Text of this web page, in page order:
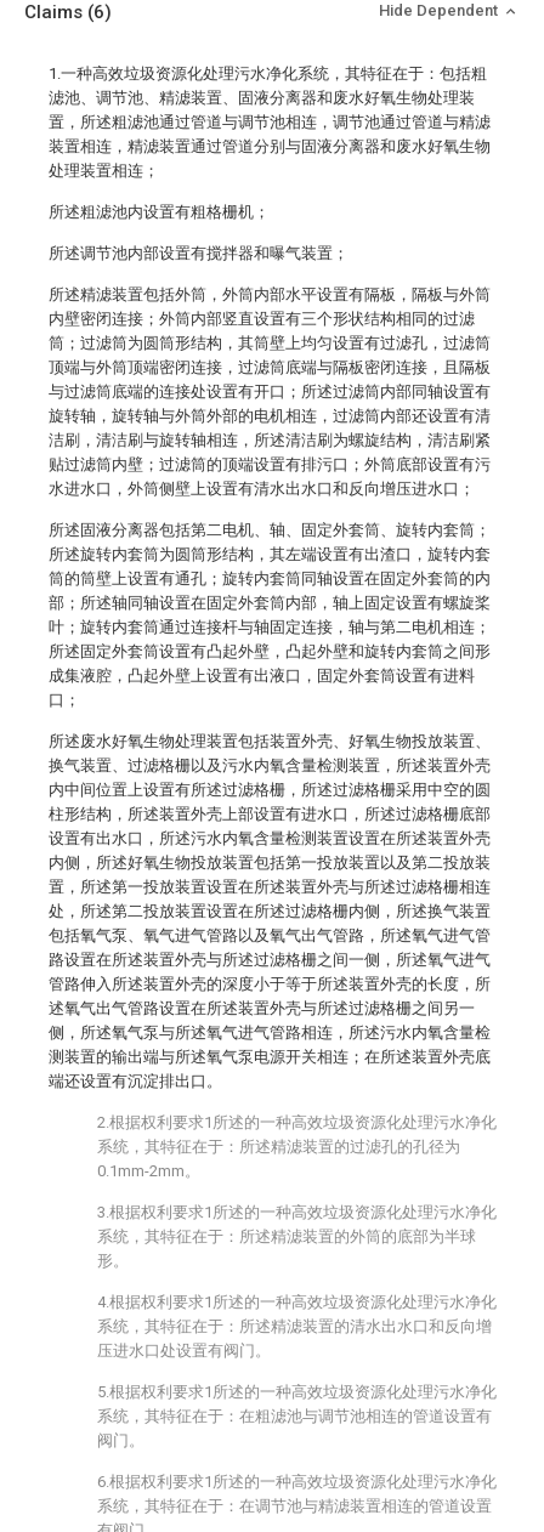
Claims (6) Hide Dependent
1.一种高效垃圾资源化处理污水净化系统，其特征在于：包括粗
滤池、调节池、精滤装置、固液分离器和废水好氧生物处理装
置，所述粗滤池通过管道与调节池相连，调节池通过管道与精滤
装置相连，精滤装置通过管道分别与固液分离器和废水好氧生物
处理装置相连；
所述粗滤池内设置有粗格栅机；
所述调节池内部设置有搅拌器和曝气装置；
所述精滤装置包括外筒，外筒内部水平设置有隔板，隔板与外筒
内壁密闭连接；外筒内部竖直设置有三个形状结构相同的过滤
筒；过滤筒为圆筒形结构，其筒壁上均匀设置有过滤孔，过滤筒
顶端与外筒顶端密闭连接，过滤筒底端与隔板密闭连接，且隔板
与过滤筒底端的连接处设置有开口；所述过滤筒内部同轴设置有
旋转轴，旋转轴与外筒外部的电机相连，过滤筒内部还设置有清
洁刷，清洁刷与旋转轴相连，所述清洁刷为螺旋结构，清洁刷紧
贴过滤筒内壁；过滤筒的顶端设置有排污口；外筒底部设置有污
水进水口，外筒侧壁上设置有清水出水口和反向增压进水口；
所述固液分离器包括第二电机、轴、固定外套筒、旋转内套筒；
所述旋转内套筒为圆筒形结构，其左端设置有出渣口，旋转内套
筒的筒壁上设置有通孔；旋转内套筒同轴设置在固定外套筒的内
部；所述轴同轴设置在固定外套筒内部，轴上固定设置有螺旋桨
叶；旋转内套筒通过连接杆与轴固定连接，轴与第二电机相连；
所述固定外套筒设置有凸起外壁，凸起外壁和旋转内套筒之间形
成集液腔，凸起外壁上设置有出液口，固定外套筒设置有进料
口；
所述废水好氧生物处理装置包括装置外壳、好氧生物投放装置、
换气装置、过滤格栅以及污水内氧含量检测装置，所述装置外壳
内中间位置上设置有所述过滤格栅，所述过滤格栅采用中空的圆
柱形结构，所述装置外壳上部设置有进水口，所述过滤格栅底部
设置有出水口，所述污水内氧含量检测装置设置在所述装置外壳
内侧，所述好氧生物投放装置包括第一投放装置以及第二投放装
置，所述第一投放装置设置在所述装置外壳与所述过滤格栅相连
处，所述第二投放装置设置在所述过滤格栅内侧，所述换气装置
包括氧气泵、氧气进气管路以及氧气出气管路，所述氧气进气管
路设置在所述装置外壳与所述过滤格栅之间一侧，所述氧气进气
管路伸入所述装置外壳的深度小于等于所述装置外壳的长度，所
述氧气出气管路设置在所述装置外壳与所述过滤格栅之间另一
侧，所述氧气泵与所述氧气进气管路相连，所述污水内氧含量检
测装置的输出端与所述氧气泵电源开关相连；在所述装置外壳底
端还设置有沉淀排出口。
2.根据权利要求1所述的一种高效垃圾资源化处理污水净化
系统，其特征在于：所述精滤装置的过滤孔的孔径为
0.1mm-2mm。
3.根据权利要求1所述的一种高效垃圾资源化处理污水净化
系统，其特征在于：所述精滤装置的外筒的底部为半球
形。
4.根据权利要求1所述的一种高效垃圾资源化处理污水净化
系统，其特征在于：所述精滤装置的清水出水口和反向增
压进水口处设置有阀门。
5.根据权利要求1所述的一种高效垃圾资源化处理污水净化
系统，其特征在于：在粗滤池与调节池相连的管道设置有
阀门。
6.根据权利要求1所述的一种高效垃圾资源化处理污水净化
系统，其特征在于：在调节池与精滤装置相连的管道设置